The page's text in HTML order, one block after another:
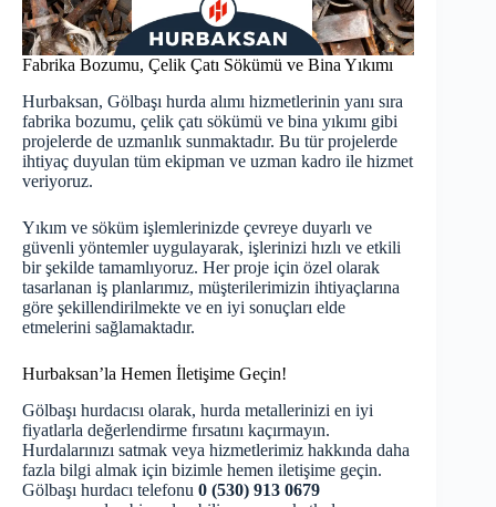
Fabrika Bozumu, Çelik Çatı Sökümü ve Bina Yıkımı
Hurbaksan, Gölbaşı hurda alımı hizmetlerinin yanı sıra
fabrika bozumu, çelik çatı sökümü ve bina yıkımı gibi
projelerde de uzmanlık sunmaktadır. Bu tür projelerde
ihtiyaç duyulan tüm ekipman ve uzman kadro ile hizmet
veriyoruz.
Yıkım ve söküm işlemlerinizde çevreye duyarlı ve
güvenli yöntemler uygulayarak, işlerinizi hızlı ve etkili
bir şekilde tamamlıyoruz. Her proje için özel olarak
tasarlanan iş planlarımız, müşterilerimizin ihtiyaçlarına
göre şekillendirilmekte ve en iyi sonuçları elde
etmelerini sağlamaktadır.
Hurbaksan’la Hemen İletişime Geçin!
Gölbaşı hurdacısı olarak, hurda metallerinizi en iyi
fiyatlarla değerlendirme fırsatını kaçırmayın.
Hurdalarınızı satmak veya hizmetlerimiz hakkında daha
fazla bilgi almak için bizimle hemen iletişime geçin.
Gölbaşı hurdacı telefonu 0 (530) 913 0679